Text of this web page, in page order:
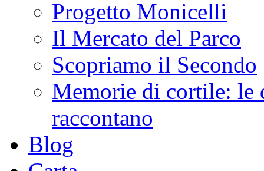
Progetto Monicelli
Il Mercato del Parco
Scopriamo il Secondo
Memorie di cortile: le
raccontano
Blog